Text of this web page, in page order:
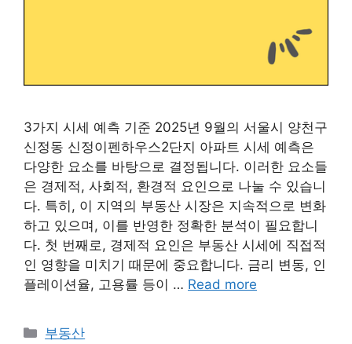
3가지 시세 예측 기준 2025년 9월의 서울시 양천구
신정동 신정이펜하우스2단지 아파트 시세 예측은
다양한 요소를 바탕으로 결정됩니다. 이러한 요소들
은 경제적, 사회적, 환경적 요인으로 나눌 수 있습니
다. 특히, 이 지역의 부동산 시장은 지속적으로 변화
하고 있으며, 이를 반영한 정확한 분석이 필요합니
다. 첫 번째로, 경제적 요인은 부동산 시세에 직접적
인 영향을 미치기 때문에 중요합니다. 금리 변동, 인
플레이션율, 고용률 등이 … Read more
Categories
부동산